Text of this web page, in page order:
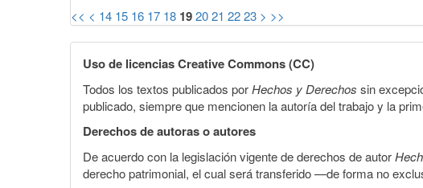
<< < 14 15 16 17 18 192021 2223 > >>
Uso de licencias Creative Commons (CC)
Todos los textos publicados porHechos y Derechos sin
publicado, siempre que mencionen la autoría del trabajo y la
Derechos de autoras o autores
De acuerdo con la legislación vigente de derechos de autor
derecho patrimonial, el cual será transferido —de forma no